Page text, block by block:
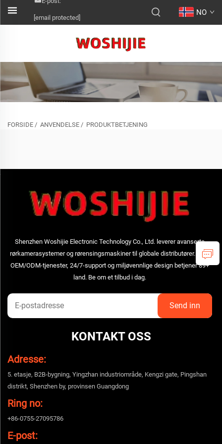
[email protected]
NO
FORSIDE / ANVENDELSE / PRODUKTBETJENING
Shenzhen Woshijie Electronic Technology Co., Ltd. leverer avanserte
rørkamerasystemer og rørensingsmaskiner til globale distributører. Våre
OEM/ODM-tjenester, 24/7-support og miljøvennlige design betjener 89+
land. Be om et tilbud i dag.
KONTAKT OSS
Adresse:
5. etasje, B2B-bygning, Yingzhan industriområde, Kengzi gate, Pingshan
distrikt, Shenzhen by, provinsen Guangdong
Ring no:
+86-0755-27095786
E-post: